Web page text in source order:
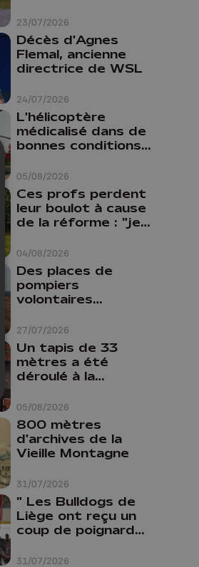
23/07/2026
24/07/2026
Décès d'Agnes
Flemal, ancienne
directrice de WSL
05/08/2026
L'hélicoptère
médicalisé dans de
bonnes conditions à
04/08/2026
Ces profs perdent
leur boulot à cause
de la réforme : "je
comme prof que
comme
pharmacienne"
27/07/2026
Des places de
pompiers
volontaires
province de Liège :
"Un citoyen qui
n'est formé ne
peut pas nous
aider"
05/08/2026
Un tapis de 33
mètres a été
déroulé à la
Liège
31/07/2026
800 mètres
d'archives de la
Vieille Montagne
31/07/2026
" Les Bulldogs de
Liège ont reçu un
coup de poignard